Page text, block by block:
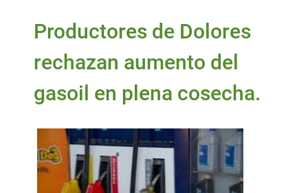
Productores de Dolores
rechazan aumento del
gasoil en plena cosecha.